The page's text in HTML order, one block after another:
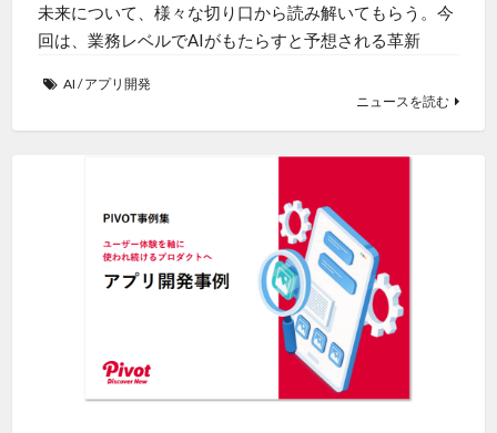
未来について、様々な切り口から読み解いてもらう。今
回は、業務レベルでAIがもたらすと予想される革新
AI /アプリ開発
ニュースを読む